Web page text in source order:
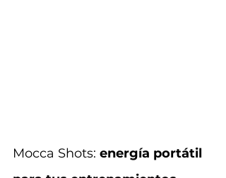
Mocca Shots: energía portátil